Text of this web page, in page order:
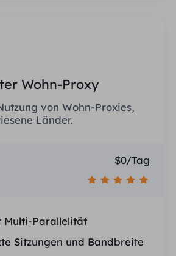
Wohn-Proxy
von Wohn-Proxies,
Länder.
$0/Tag
Multi-Parallelität
Sitzungen und Bandbreite